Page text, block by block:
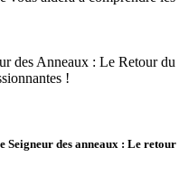
des Anneaux : Le Retour
!
Seigneur des anneaux : Le